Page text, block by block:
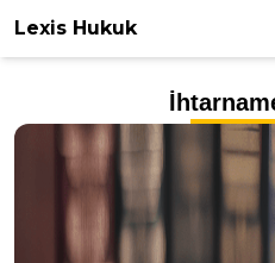
Lexis Hukuk